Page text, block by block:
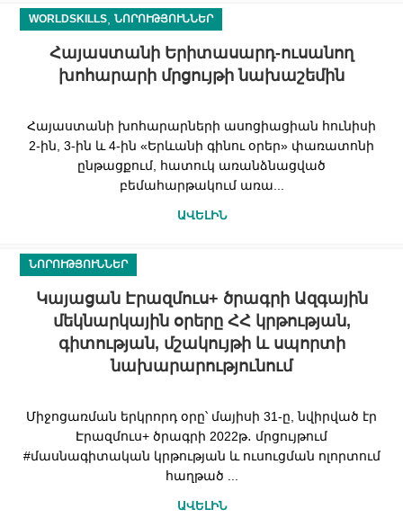
WORLDSKILLS ՆՈՐՈՒԹՅՈՒՆՆԵՐ
Հայաստանի Երիտասարդ-ուսանող
խոհարարի մրցույթի նախաշեմին
Հայաստանի խոհարարների ասոցիացիան հունիսի
2-ին, 3-ին և 4-ին «Երևանի գինու օրեր» փառատոնի
ընթացքում, հատուկ առանձնացված
բեմահարթակում առա...
ԱՎԵԼԻՆ
ՆՈՐՈՒԹՅՈՒՆՆԵՐ
Կայացան Էրազմուս+ ծրագրի Ազգային
մեկնարկային օրերը ՀՀ կրթության,
գիտության, մշակույթի և սպորտի
նախարարությունում
Միջոցառման երկրորդ օրը՝ մայիսի 31-ը, նվիրված էր
Էրազմուս+ ծրագրի 2022թ․ մրցույթում
#մասնագիտական կրթության և ուսուցման ոլորտում
հաղթած ...
ԱՎԵԼԻՆ